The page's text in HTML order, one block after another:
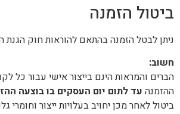
ביטול הזמנה
ניתן לבטל הזמנה בהתאם להוראות חוק הגנת
חשוב:
הברים והמראות הינם בייצור אישי עבור כל
ההזמנה עד לתום יום העסקים בו בוצעה
ביטול לאחר מכן יחויב בעלויות ייצור וחומרי